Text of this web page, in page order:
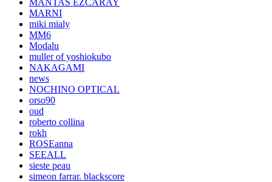
MANTAS EZCARAY
MARNI
miki mialy
MM6
Modalu
muller of yoshiokubo
NAKAGAMI
news
NOCHINO OPTICAL
orso90
oud
roberto collina
rokh
ROSEanna
SEEALL
sieste peau
simeon farrar. blackscore